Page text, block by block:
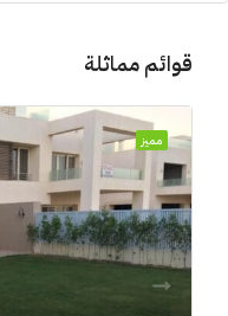
قوائم مماثلة
مميز